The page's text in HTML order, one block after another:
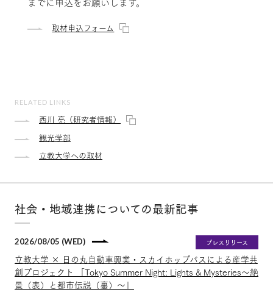
取材申込フォーム
RELATED LINKS
西川 亮（研究者情報）
観光学部
立教大学への取材
社会・地域連携についての最新記事
2026/08/05 (WED) プレスリリース
立教大学 × 日の丸自動車興業・スカイホップバスによる産学共
創プロジェクト 「Tokyo Summer Night: Lights & Mysteries〜絶
景（表）と都市伝説（裏）〜」